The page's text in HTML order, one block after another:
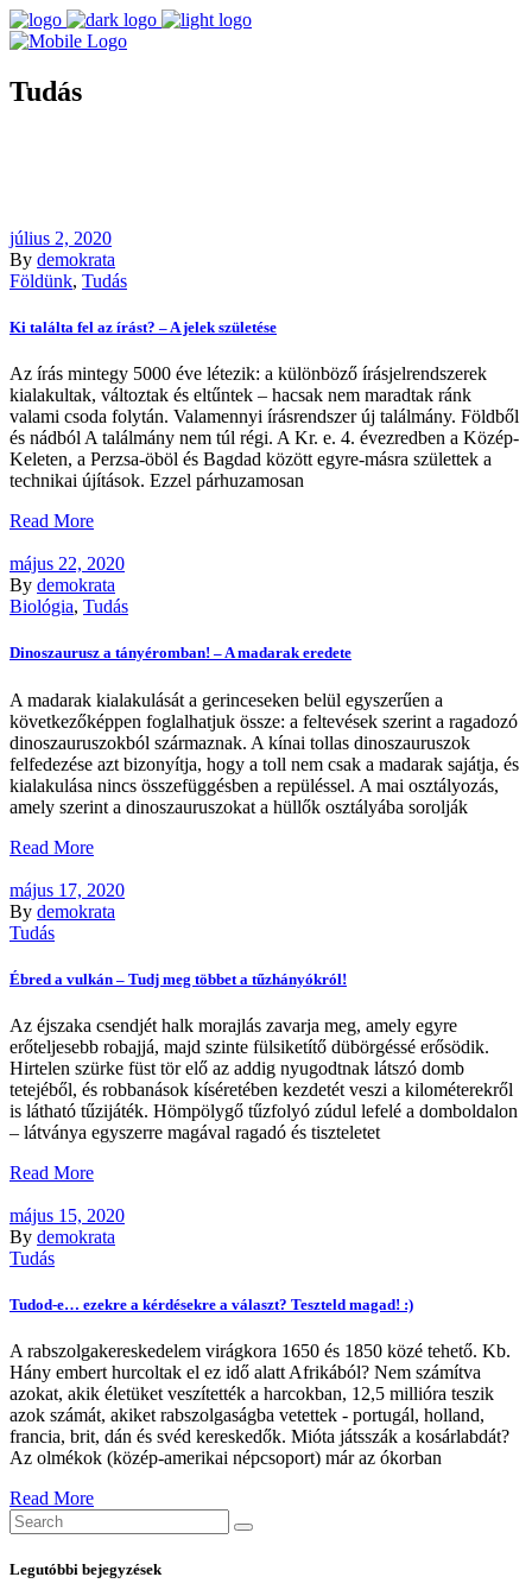
Tudás
július 2, 2020
By demokrata
Földünk, Tudás
Ki találta fel az írást? – A jelek születése
Az írás mintegy 5000 éve létezik: a különböző írásjelrendszerek
kialakultak, változtak és eltűntek – hacsak nem maradtak ránk
valami csoda folytán. Valamennyi írásrendszer új találmány. Földből
és nádból A találmány nem túl régi. A Kr. e. 4. évezredben a Közép-
Keleten, a Perzsa-öböl és Bagdad között egyre-másra születtek a
technikai újítások. Ezzel párhuzamosan
Read More
május 22, 2020
By demokrata
Biológia, Tudás
Dinoszaurusz a tányéromban! – A madarak eredete
A madarak kialakulását a gerinceseken belül egyszerűen a
következőképpen foglalhatjuk össze: a feltevések szerint a ragadozó
dinoszauruszokból származnak. A kínai tollas dinoszauruszok
felfedezése azt bizonyítja, hogy a toll nem csak a madarak sajátja, és
kialakulása nincs összefüggésben a repüléssel. A mai osztályozás,
amely szerint a dinoszauruszokat a hüllők osztályába sorolják
Read More
május 17, 2020
By demokrata
Tudás
Ébred a vulkán – Tudj meg többet a tűzhányókról!
Az éjszaka csendjét halk morajlás zavarja meg, amely egyre
erőteljesebb robajjá, majd szinte fülsiketítő dübörgéssé erősödik.
Hirtelen szürke füst tör elő az addig nyugodtnak látszó domb
tetejéből, és robbanások kíséretében kezdetét veszi a kilométerekről
is látható tűzijáték. Hömpölygő tűzfolyó zúdul lefelé a domboldalon
– látványa egyszerre magával ragadó és tiszteletet
Read More
május 15, 2020
By demokrata
Tudás
Tudod-e… ezekre a kérdésekre a választ? Teszteld magad! :)
A rabszolgakereskedelem virágkora 1650 és 1850 közé tehető. Kb.
Hány embert hurcoltak el ez idő alatt Afrikából? Nem számítva
azokat, akik életüket veszítették a harcokban, 12,5 millióra teszik
azok számát, akiket rabszolgaságba vetettek - portugál, holland,
francia, brit, dán és svéd kereskedők. Mióta játsszák a kosárlabdát?
Az olmékok (közép-amerikai népcsoport) már az ókorban
Read More
Search
for:
Legutóbbi bejegyzések